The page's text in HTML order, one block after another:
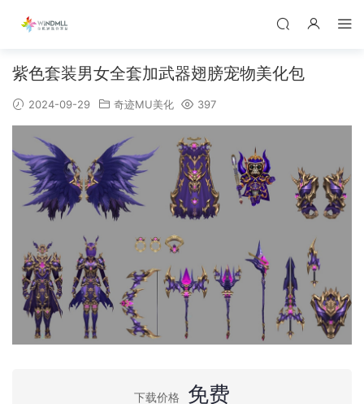
紫色套装男女全套加武器翅膀宠物美化包
2024-09-29 奇迹MU美化 397
下载价格 免费